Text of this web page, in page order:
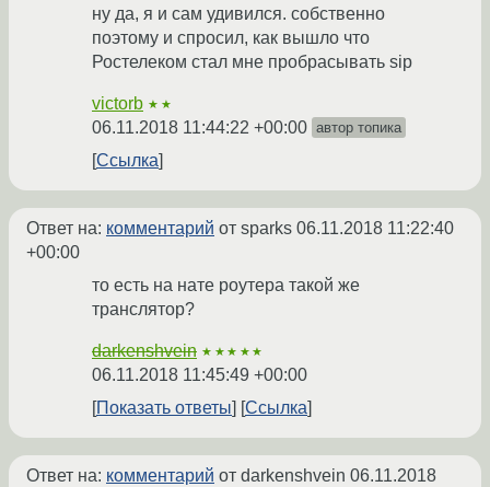
ну да, я и сам удивился. собственно
поэтому и спросил, как вышло что
Ростелеком стал мне пробрасывать sip
victorb ★★
06.11.2018 11:44:22 +00:00 автор топика
Ссылка
Ответ на: комментарий от sparks 06.11.2018 11:22:40
+00:00
то есть на нате роутера такой же
транслятор?
darkenshvein ★★★★★
06.11.2018 11:45:49 +00:00
Показать ответы
Ссылка
Ответ на: комментарий от darkenshvein 06.11.2018